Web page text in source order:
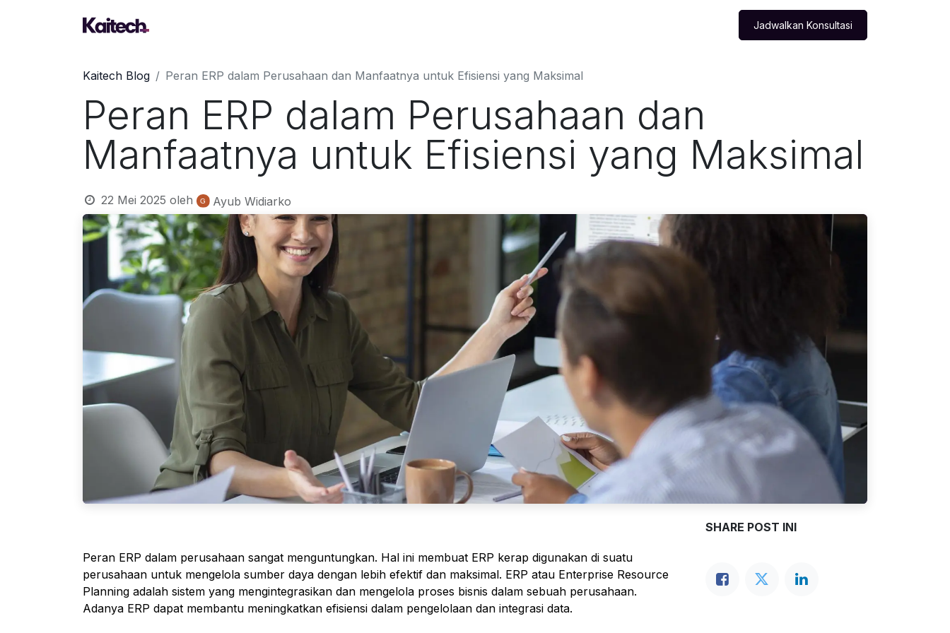
Jadwalkan Konsultasi
Kaitech Blog Peran ERP dalam Perusahaan dan Manfaatnya untuk Efisiensi yang Maksimal
Peran ERP dalam Perusahaan dan
Manfaatnya untuk Efisiensi yang Maksimal
22 Mei 2025 oleh Ayub Widiarko
Peran ERP dalam perusahaan sangat menguntungkan. Hal ini membuat ERP kerap digunakan di suatu
perusahaan untuk mengelola sumber daya dengan lebih efektif dan maksimal. ERP atau Enterprise Resource
Planning adalah sistem yang mengintegrasikan dan mengelola proses bisnis dalam sebuah perusahaan.
Adanya ERP dapat membantu meningkatkan efisiensi dalam pengelolaan dan integrasi data.
SHARE POST INI